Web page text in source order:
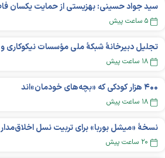
۵ ساعت پیش
۱۸ ساعت پیش
۴۰۰ هزار کودکی که «بچه‌های خودمان»‌اند
۱۸ ساعت پیش
نسخهٔ «میشل بوربا» برای تربیت نسل اخلاق‌مدار
۲۰ ساعت پیش